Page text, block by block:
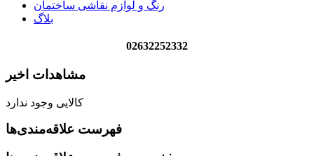
رنگ و لوازم نقاشی ساختمان
بلاگ
02632252332
مشاهدات اخیر
کالایی وجود ندارد
فهرست علاقه‌مندی‌ها